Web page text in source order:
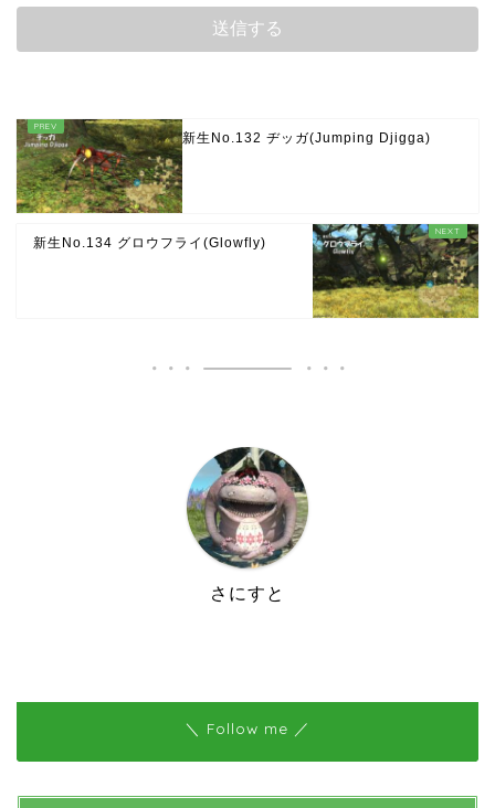
新生No.132 ヂッガ(Jumping Djigga)
新生No.134 グロウフライ(Glowfly)
さにすと
＼ Follow me ／